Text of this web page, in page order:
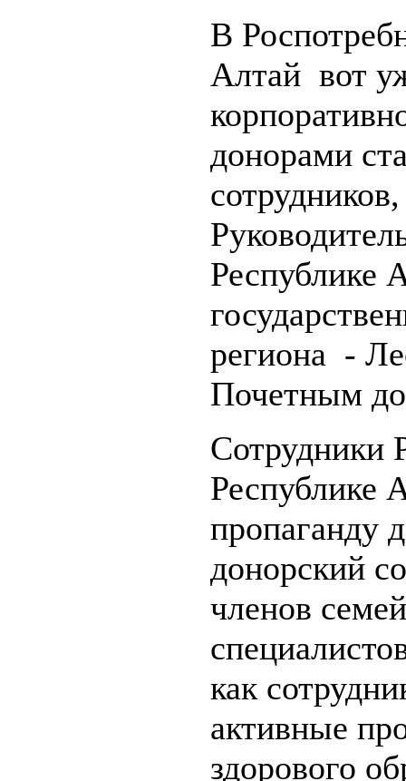
В
Алтай вот
донорами
Республике
региона -
Почетным
Сотрудники
Республике
пропаганду
донорский
членов
как
активные
здорового